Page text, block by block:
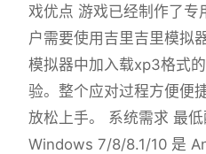
戏优点 游戏已经制作了专
户需要使用吉里吉里模拟
模拟器中加入载xp3格式
验。整个应对过程方便便
放松上手。 系统需求 最低
Windows 7/8/8.1/10 是